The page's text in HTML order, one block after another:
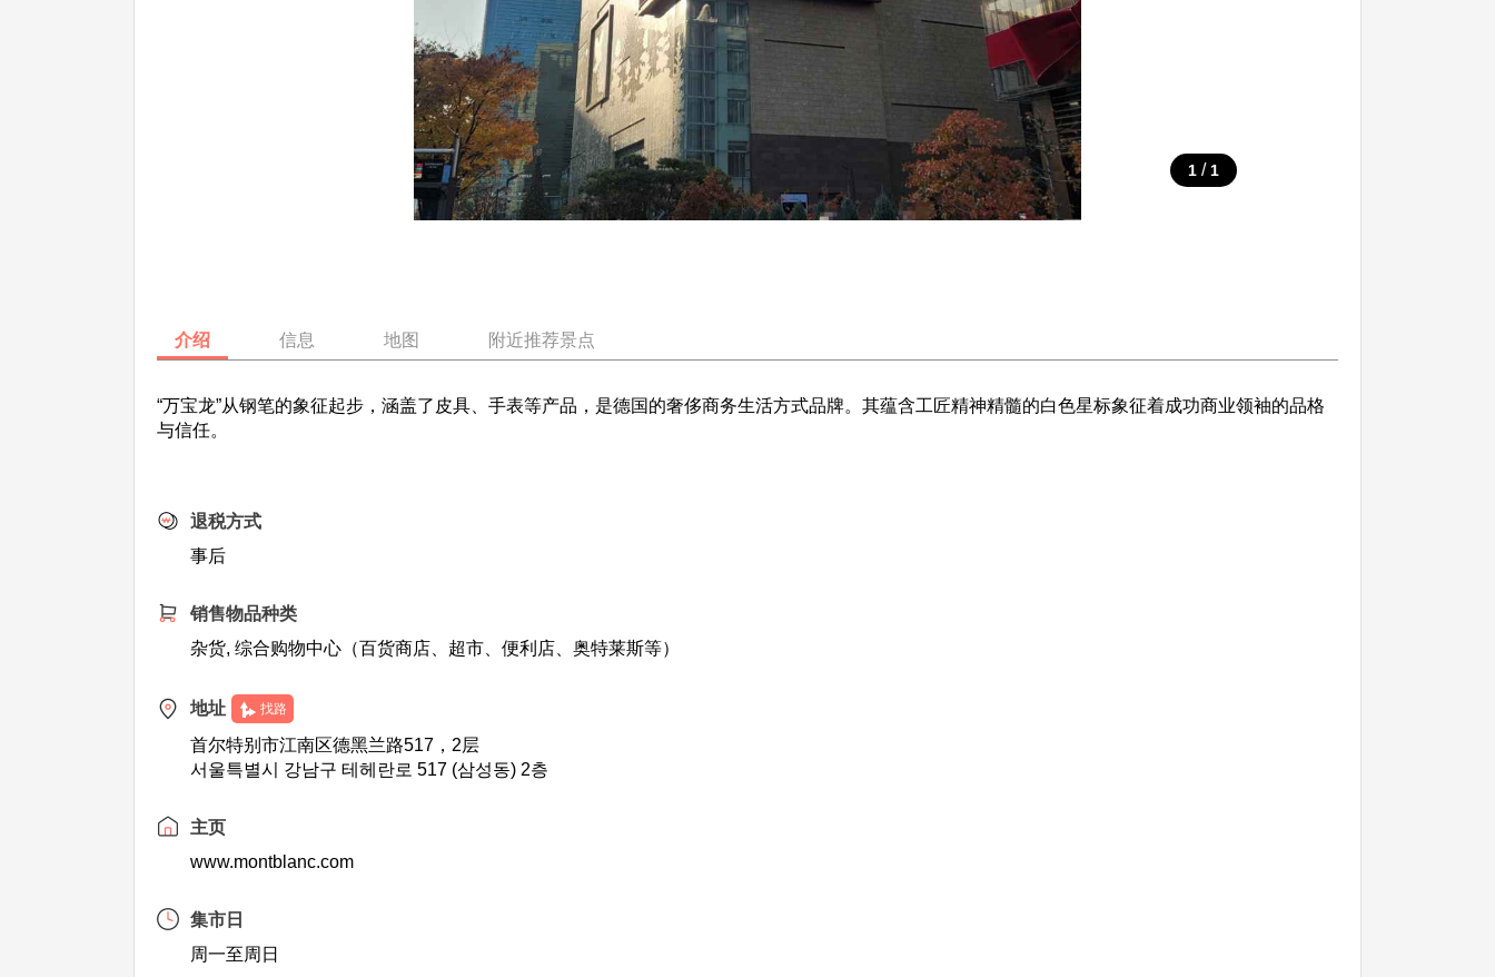
1 / 1
介绍 信息 地图 附近推荐景点
“万宝龙”从钢笔的象征起步，涵盖了皮具、手表等产品，是德国的奢侈商务生活方式品牌。其蕴含工匠精神精髓的白色星标象征着成功商业领袖的品格
与信任。
退税方式
事后
销售物品种类
杂货, 综合购物中心（百货商店、超市、便利店、奥特莱斯等）
地址 找路
首尔特别市江南区德黑兰路517，2层
서울특별시 강남구 테헤란로 517 (삼성동) 2층
主页
www.montblanc.com
集市日
周一至周日